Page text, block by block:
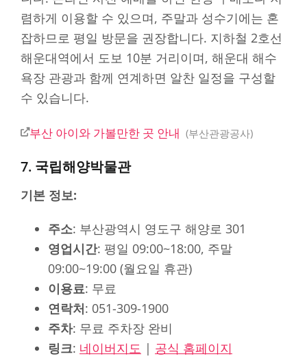
렴하게 이용할 수 있으며, 주말과 성수기에는 혼
잡하므로 평일 방문을 권장합니다. 지하철 2호선
해운대역에서 도보 10분 거리이며, 해운대 해수
욕장 관광과 함께 연계하면 알찬 일정을 구성할
수 있습니다.
부산 아이와 가볼만한 곳 안내 부산관광공사
7. 국립해양박물관
기본 정보:
주소: 부산광역시 영도구 해양로 301
영업시간: 평일 09:00~18:00, 주말
09:00~19:00 (월요일 휴관)
이용료: 무료
연락처: 051-309-1900
주차: 무료 주차장 완비
링크: 네이버지도 | 공식 홈페이지